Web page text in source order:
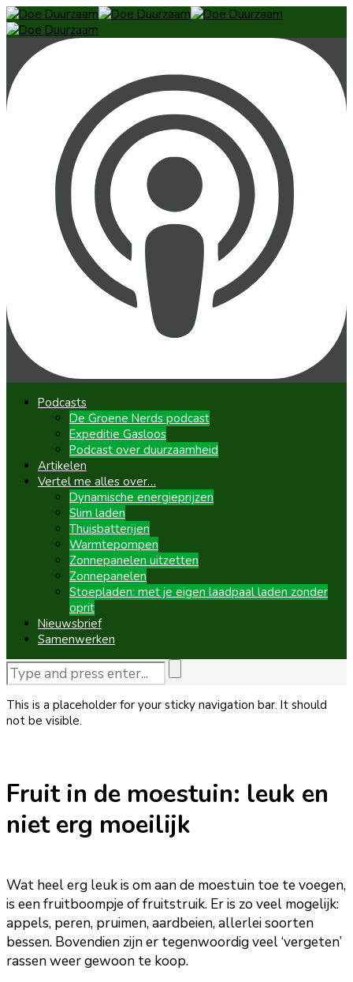
Podcasts
De Groene Nerds podcast
Expeditie Gasloos
Podcast over duurzaamheid
Artikelen
Vertel me alles over…
Dynamische energieprijzen
Slim laden
Thuisbatterijen
Warmtepompen
Zonnepanelen uitzetten
Zonnepanelen
Stoepladen: met je eigen laadpaal laden zonder
oprit
Nieuwsbrief
Samenwerken
This is a placeholder for your sticky navigation bar. It should
not be visible.
Fruit in de moestuin: leuk en
niet erg moeilijk
Wat heel erg leuk is om aan de moestuin toe te voegen,
is een fruitboompje of fruitstruik. Er is zo veel mogelijk:
appels, peren, pruimen, aardbeien, allerlei soorten
bessen. Bovendien zijn er tegenwoordig veel ‘vergeten’
rassen weer gewoon te koop.